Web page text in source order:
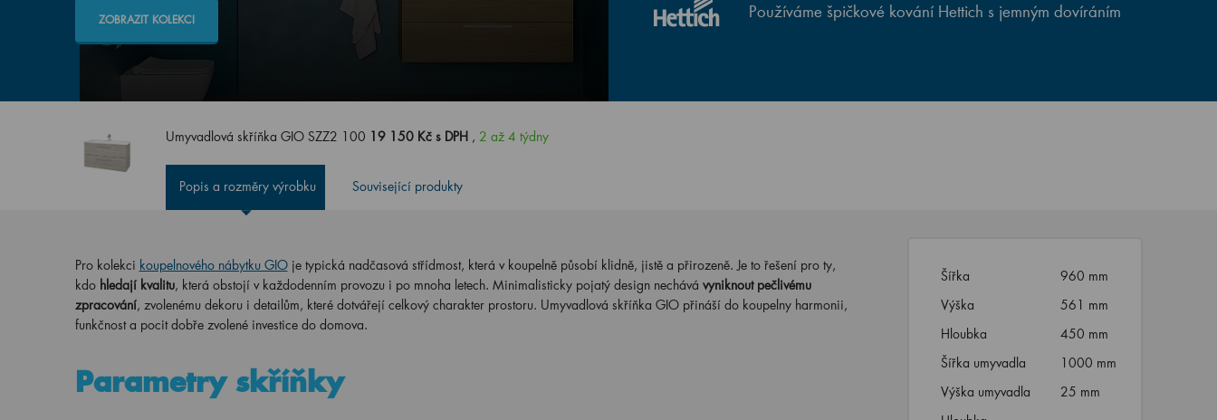
ZOBRAZIT KOLEKCI Používáme špičkové kování Hettich s jemným dovíráním
Umyvadlová skříňka GIO SZZ2 100 19 150 Kč s DPH , 2 až 4 týdny
Popis a rozměry výrobku Související produkty
Pro kolekci koupelnového nábytku GIO je typická nadčasová střídmost, která v koupelně působí klidně, jistě a přirozeně. Je to řešení pro ty,
kdo hledají kvalitu, která obstojí v každodenním provozu i po mnoha letech. Minimalisticky pojatý design nechává vyniknout pečlivému
zpracování, zvolenému dekoru i detailům, které dotvářejí celkový charakter prostoru. Umyvadlová skříňka GIO přináší do koupelny harmonii,
funkčnost a pocit dobře zvolené investice do domova.
Parametry skříňky
Šířka
960 mm
Výška
561 mm
Hloubka
450 mm
Šířka umyvadla
1000 mm
Výška umyvadla
25 mm